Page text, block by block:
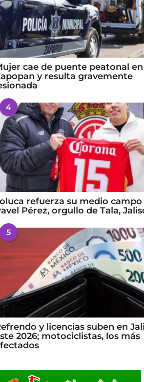
cae de puente peatonal en
y resulta gravemente
4
refuerza su medio campo
Pérez, orgullo de Tala,
5
y licencias suben en
2026; motociclistas, los más